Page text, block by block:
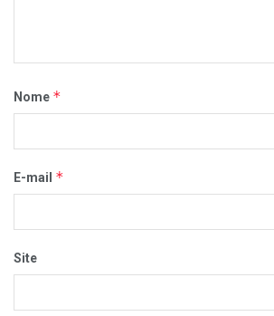
Nome *
E-mail *
Site